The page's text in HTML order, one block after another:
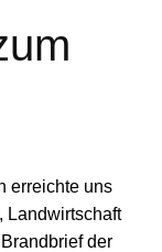
erreichte uns
Landwirtschaft
der